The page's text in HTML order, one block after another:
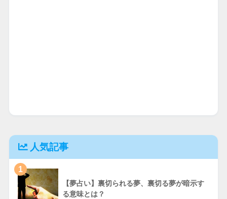
人気記事
1
【夢占い】裏切られる夢、裏切る夢が暗示す
る意味とは？